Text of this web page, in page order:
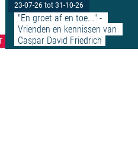
23-07-26 tot 31-10-26
"En groet af en toe..." -
Vrienden en kennissen van
Caspar David Friedrich